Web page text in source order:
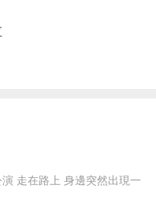
走在路上 身邊突然出現一